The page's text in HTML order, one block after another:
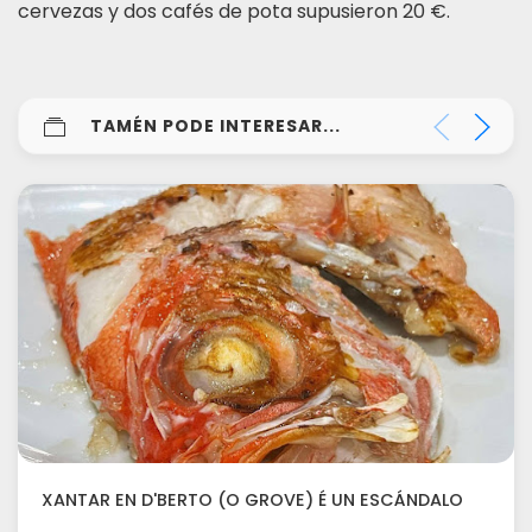
cervezas y dos cafés de pota supusieron 20 €.
TAMÉN PODE INTERESAR...
XANTAR EN D'BERTO (O GROVE) É UN ESCÁNDALO